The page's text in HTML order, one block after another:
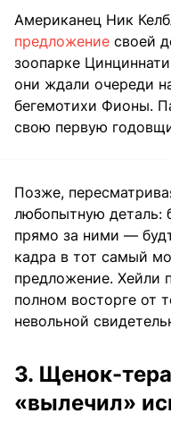
Американец Ник
предложение своей
зоопарке
они ждали очереди
бегемотихи Фионы.
свою первую
Позже,
любопытную деталь:
прямо за ними —
кадра в тот самый
предложение. Хейли
полном восторге от
невольной
3. Щенок-
«вылечил»